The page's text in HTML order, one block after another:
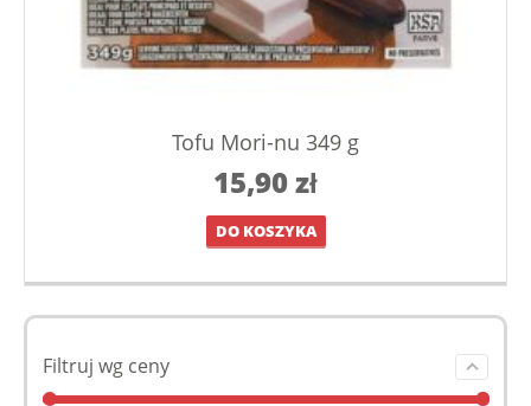
Tofu Mori-nu 349 g
15,90zł
DO KOSZYKA
Filtruj wg ceny